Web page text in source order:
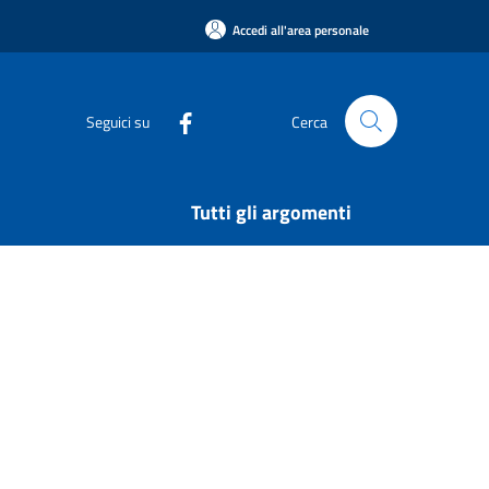
Accedi all'area personale
Seguici su Cerca
Tutti gli argomenti